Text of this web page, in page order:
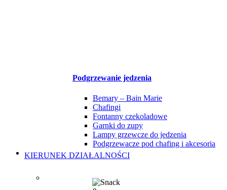
Podgrzewanie jedzenia
Bemary – Bain Marie
Chafingi
Fontanny czekoladowe
Garnki do zupy
Lampy grzewcze do jedzenia
Podgrzewacze pod chafing i akcesoria
KIERUNEK DZIAŁALNOŚCI